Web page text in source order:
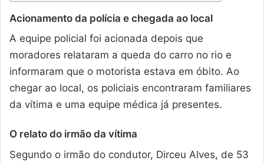
Acionamento da polícia e chegada ao local
A equipe policial foi acionada depois que
moradores relataram a queda do carro no rio e
informaram que o motorista estava em óbito. Ao
chegar ao local, os policiais encontraram familiares
da vítima e uma equipe médica já presentes.
O relato do irmão da vítima
Segundo o irmão do condutor, Dirceu Alves, de 53